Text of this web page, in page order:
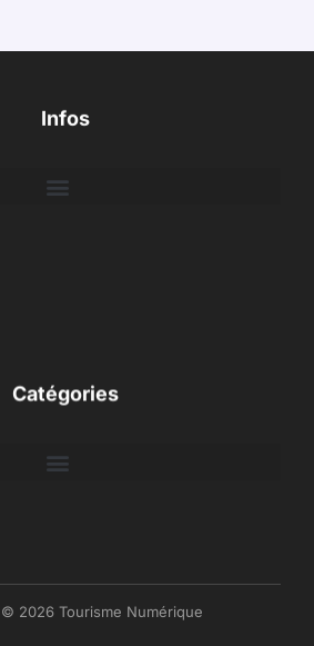
Infos
Catégories
2026 Tourisme Numérique